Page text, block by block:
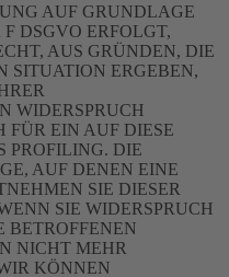
AUF GRUNDLAGE
DSGVO ERFOLGT,
AUS GRÜNDEN, DIE
SITUATION ERGEBEN,
WIDERSPRUCH
FÜR EIN AUF DIESE
PROFILING. DIE
AUF DENEN EINE
SIE DIESER
SIE WIDERSPRUCH
BETROFFENEN
NICHT MEHR
KÖNNEN